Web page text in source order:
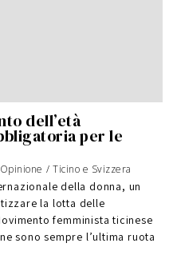
dell’età
per le
Opinione / Ticino e Svizzera
della donna, un
la lotta delle
femminista ticinese
sono sempre l’ultima ruota